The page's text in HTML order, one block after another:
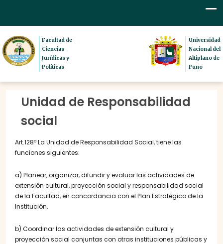
Facultad de
Ciencias
Jurídicas y
Políticas
Universidad
Nacional del
Altiplano de
Puno
Unidad de Responsabilidad
social
Art.128º La Unidad de Responsabilidad Social, tiene las
funciones siguientes:
a) Planear, organizar, difundir y evaluar las actividades de
extensión cultural, proyección social y responsabilidad social
de la Facultad, en concordancia con el Plan Estratégico de la
Institución.
b) Coordinar las actividades de extensión cultural y
proyección social conjuntas con otras instituciones públicas y